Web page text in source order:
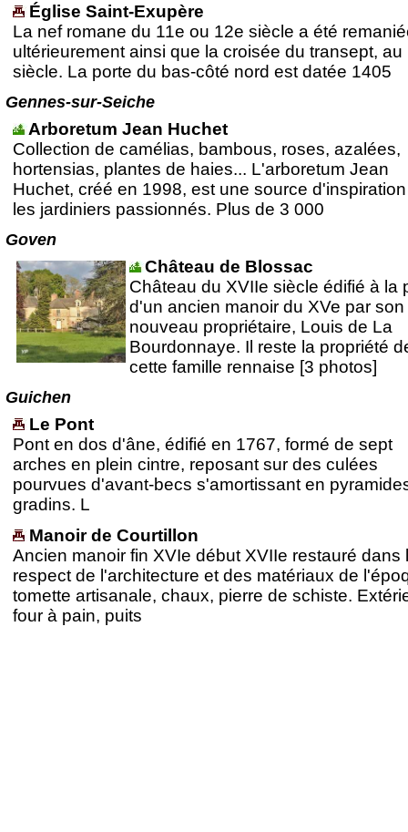
Église Saint-Exupère
La nef romane du 11e ou 12e siècle a été
ultérieurement ainsi que la croisée du transept, au
siècle. La porte du bas-côté nord est datée 1405
Gennes-sur-Seiche
Arboretum Jean Huchet
Collection de camélias, bambous, roses, azalées,
hortensias, plantes de haies... L'arboretum Jean
Huchet, créé en 1998, est une source
les jardiniers passionnés. Plus de 3 000
Goven
Château de Blossac
Château du XVIIe siècle édifié à la
d'un ancien manoir du XVe par son
nouveau propriétaire, Louis de La
Bourdonnaye. Il reste la propriété
cette famille rennaise [3 photos]
Guichen
Le Pont
Pont en dos d'âne, édifié en 1767, formé de sept
arches en plein cintre, reposant sur des culées
pourvues d'avant-becs s'amortissant en
gradins. L
Manoir de Courtillon
Ancien manoir fin XVIe début XVIIe restauré dans
respect de l'architecture et des matériaux de
tomette artisanale, chaux, pierre de schiste.
four à pain, puits